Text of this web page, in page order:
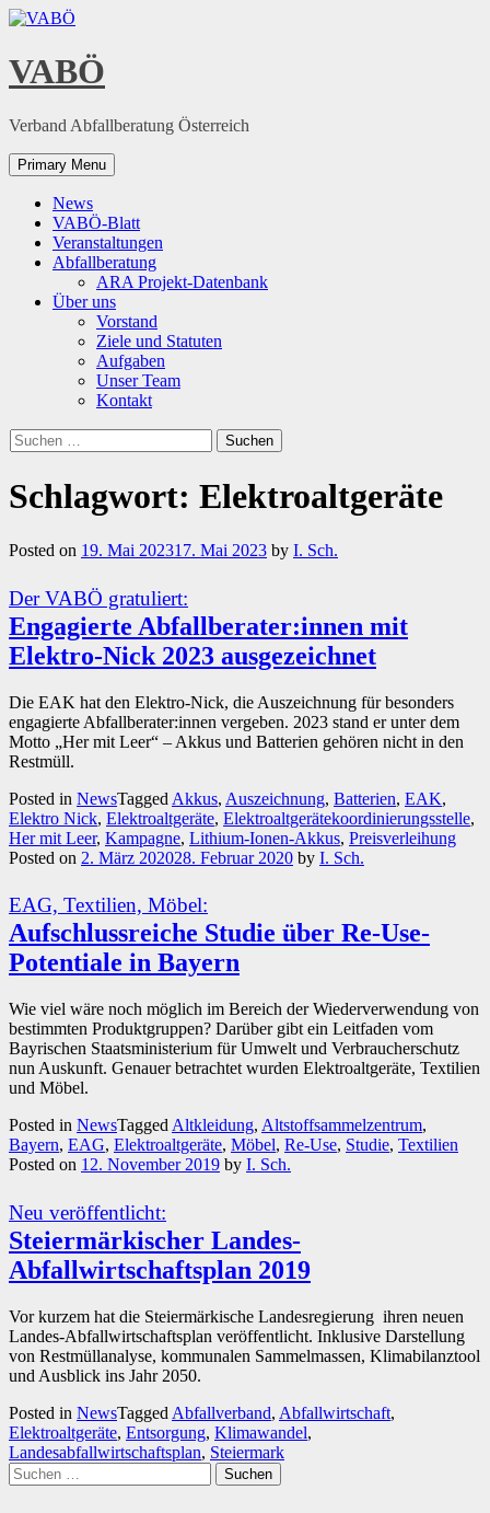
Skip
content
VABÖ
Verband Abfallberatung Österreich
Primary Menu
News
VABÖ-Blatt
Veranstaltungen
Abfallberatung
ARA Projekt-Datenbank
Über uns
Vorstand
Ziele und Statuten
Aufgaben
Unser Team
Kontakt
Suchen
nach:
Schlagwort: Elektroaltgeräte
Posted on 19. Mai 202317. Mai 2023 by I. Sch.
Der VABÖ gratuliert:
Engagierte Abfallberater:innen mit
Elektro-Nick 2023 ausgezeichnet
Die EAK hat den Elektro-Nick, die Auszeichnung für besonders
engagierte Abfallberater:innen vergeben. 2023 stand er unter dem
Motto „Her mit Leer“ – Akkus und Batterien gehören nicht in den
Restmüll.
Posted in NewsTagged Akkus, Auszeichnung, Batterien, EAK,
Elektro Nick, Elektroaltgeräte, Elektroaltgerätekoordinierungsstelle,
Her mit Leer, Kampagne, Lithium-Ionen-Akkus, Preisverleihung
Posted on 2. März 202028. Februar 2020 by I. Sch.
EAG, Textilien, Möbel:
Aufschlussreiche Studie über Re-Use-
Potentiale in Bayern
Wie viel wäre noch möglich im Bereich der Wiederverwendung von
bestimmten Produktgruppen? Darüber gibt ein Leitfaden vom
Bayrischen Staatsministerium für Umwelt und Verbraucherschutz
nun Auskunft. Genauer betrachtet wurden Elektroaltgeräte, Textilien
und Möbel.
Posted in NewsTagged Altkleidung, Altstoffsammelzentrum,
Bayern, EAG, Elektroaltgeräte, Möbel, Re-Use, Studie, Textilien
Posted on 12. November 2019 by I. Sch.
Neu veröffentlicht:
Steiermärkischer Landes-
Abfallwirtschaftsplan 2019
Vor kurzem hat die Steiermärkische Landesregierung ihren neuen
Landes-Abfallwirtschaftsplan veröffentlicht. Inklusive Darstellung
von Restmüllanalyse, kommunalen Sammelmassen, Klimabilanztool
und Ausblick ins Jahr 2050.
Posted in NewsTagged Abfallverband, Abfallwirtschaft,
Elektroaltgeräte, Entsorgung, Klimawandel,
Landesabfallwirtschaftsplan, Steiermark
Suchen
nach: